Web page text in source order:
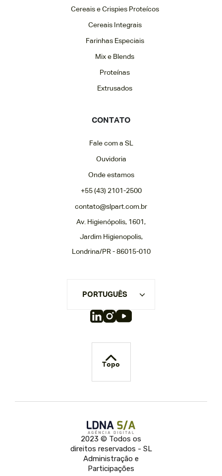
Cereais e Crispies Proteícos
Cereais Integrais
Farinhas Especiais
Mix e Blends
Proteínas
Extrusados
CONTATO
Fale com a SL
Ouvidoria
Onde estamos
+55 (43) 2101-2500
contato@slpart.com.br
Av. Higienópolis, 1601,
Jardim Higienopolis,
Londrina/PR - 86015-010
PORTUGUÊS
Topo
2023 © Todos os
direitos reservados - SL
Administração e
Participações